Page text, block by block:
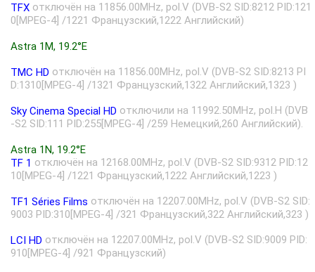
TFX отключён на 11856.00MHz, pol.V (DVB-S2 SID:8212 PID:121
0[MPEG-4] /1221 Французский,1222 Английский)
Astra 1M, 19.2°E
TMC HD отключён на 11856.00MHz, pol.V (DVB-S2 SID:8213 PI
D:1310[MPEG-4] /1321 Французский,1322 Английский,1323 )
Sky Cinema Special HD отключили на 11992.50MHz, pol.H (DVB
-S2 SID:111 PID:255[MPEG-4] /259 Немецкий,260 Английский).
Astra 1N, 19.2°E
TF 1 отключён на 12168.00MHz, pol.V (DVB-S2 SID:9312 PID:12
10[MPEG-4] /1221 Французский,1222 Английский,1223 )
TF1 Séries Films отключён на 12207.00MHz, pol.V (DVB-S2 SID:
9003 PID:310[MPEG-4] /321 Французский,322 Английский,323 )
LCI HD отключён на 12207.00MHz, pol.V (DVB-S2 SID:9009 PID:
910[MPEG-4] /921 Французский)